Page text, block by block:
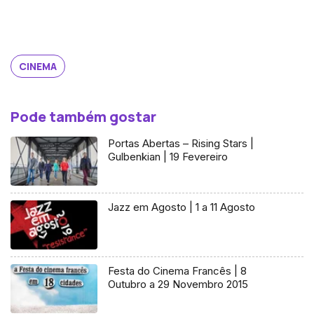
CINEMA
Pode também gostar
Portas Abertas – Rising Stars |
Gulbenkian | 19 Fevereiro
Jazz em Agosto | 1 a 11 Agosto
Festa do Cinema Francês | 8
Outubro a 29 Novembro 2015